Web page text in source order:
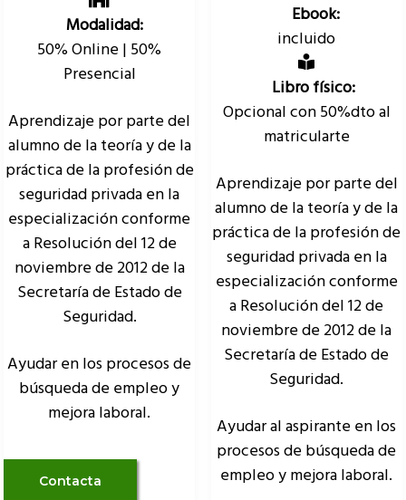
Modalidad:
50% Online | 50%
Presencial
Aprendizaje por parte del
alumno de la teoría y de la
práctica de la profesión de
seguridad privada en la
especialización conforme
a Resolución del 12 de
noviembre de 2012 de la
Secretaría de Estado de
Seguridad.
Ayudar en los procesos de
búsqueda de empleo y
mejora laboral.
Contacta
Ebook:
incluido
Libro físico:
Opcional con 50%dto al
matricularte
Aprendizaje por parte del
alumno de la teoría y de la
práctica de la profesión de
seguridad privada en la
especialización conforme
a Resolución del 12 de
noviembre de 2012 de la
Secretaría de Estado de
Seguridad.
Ayudar al aspirante en los
procesos de búsqueda de
empleo y mejora laboral.